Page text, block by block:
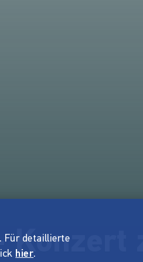
Für detaillierte
hier.